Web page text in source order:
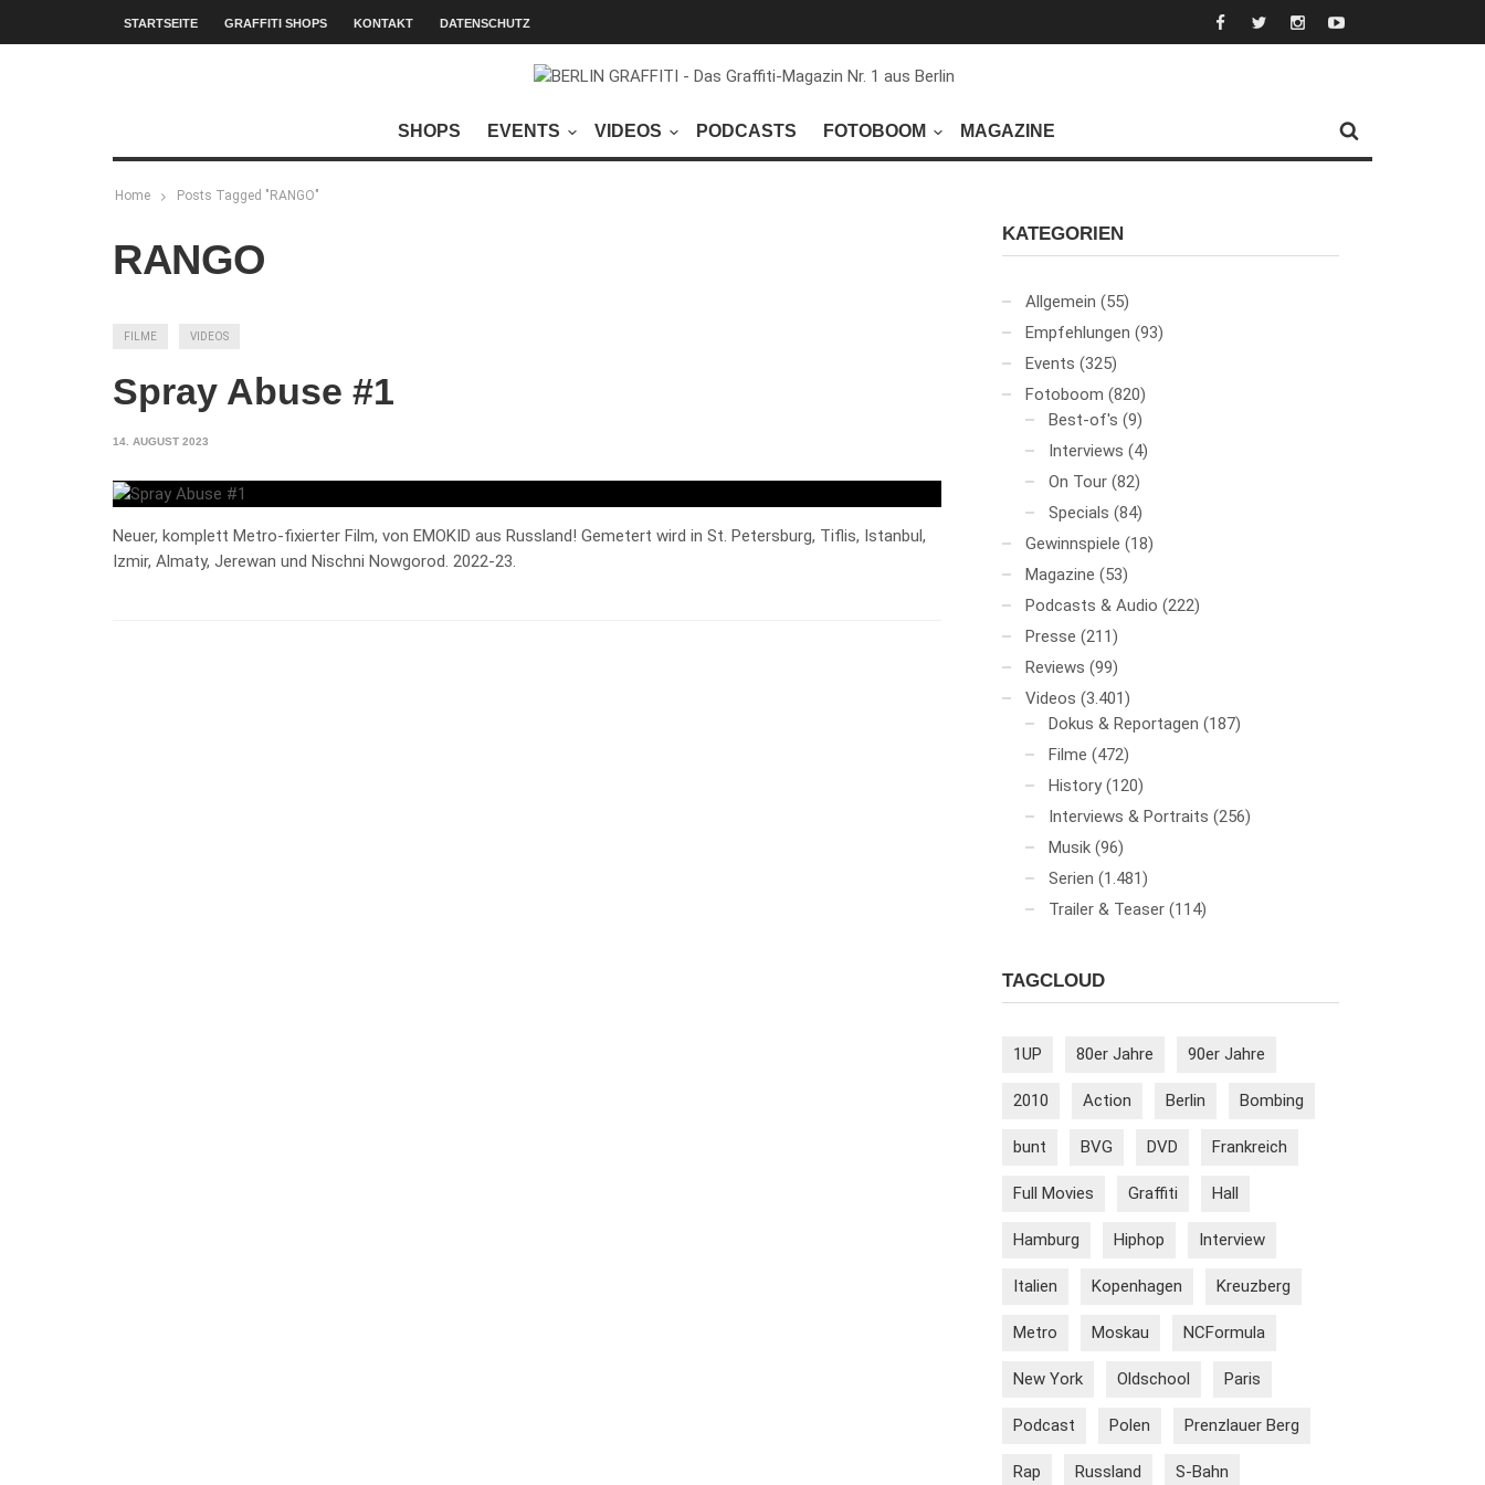
STARTSEITE GRAFFITI SHOPS KONTAKT DATENSCHUTZ
SHOPS EVENTS VIDEOS PODCASTS FOTOBOOM MAGAZINE
Home Posts Tagged "RANGO"
RANGO
FILME VIDEOS
Spray Abuse #1
14. AUGUST 2023
Neuer, komplett Metro-fixierter Film, von EMOKID aus Russland! Gemetert wird in St. Petersburg, Tiflis, Istanbul,
Izmir, Almaty, Jerewan und Nischni Nowgorod. 2022-23.
KATEGORIEN
Allgemein (55)
Empfehlungen (93)
Events (325)
Fotoboom (820)
Best-of's (9)
Interviews (4)
On Tour (82)
Specials (84)
Gewinnspiele (18)
Magazine (53)
Podcasts & Audio (222)
Presse (211)
Reviews (99)
Videos (3.401)
Dokus & Reportagen (187)
Filme (472)
History (120)
Interviews & Portraits (256)
Musik (96)
Serien (1.481)
Trailer & Teaser (114)
TAGCLOUD
1UP 80er Jahre 90er Jahre
2010 Action Berlin Bombing
bunt BVG DVD Frankreich
Full Movies Graffiti Hall
Hamburg Hiphop Interview
Italien Kopenhagen Kreuzberg
Metro Moskau NCFormula
New York Oldschool Paris
Podcast Polen Prenzlauer Berg
Rap Russland S-Bahn